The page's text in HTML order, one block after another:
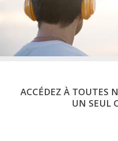
ACCÉDEZ À TOUTES
UN SEUL